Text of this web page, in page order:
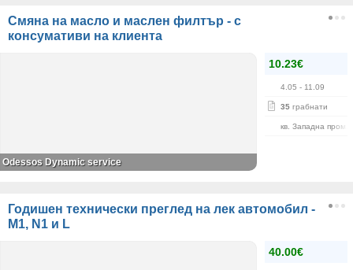
Смяна на масло и маслен филтър - с
консумативи на клиента
10.23€
4.05 - 11.09
35 грабнати
кв. Западна пром.
Odessos Dynamic service
Годишен технически преглед на лек автомобил -
M1, N1 и L
40.00€